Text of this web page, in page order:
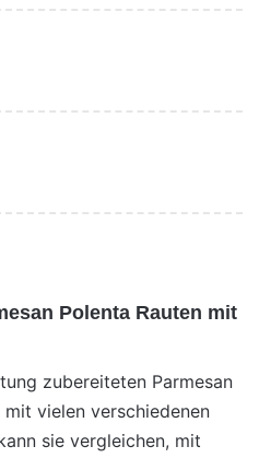
Polenta Rauten mit
zubereiteten Parmesan
mit vielen verschiedenen
sie vergleichen, mit